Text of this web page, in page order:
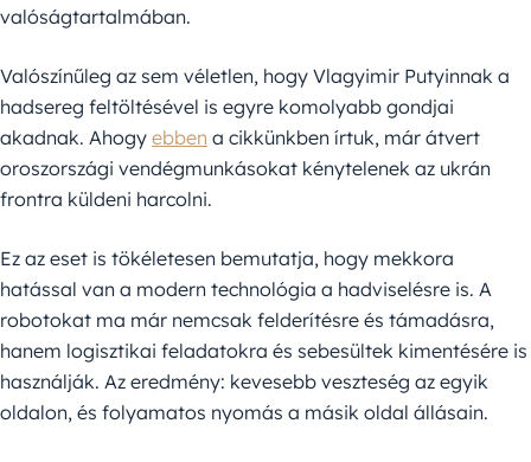
valóságtartalmában.
Valószínűleg az sem véletlen, hogy Vlagyimir Putyinnak a
hadsereg feltöltésével is egyre komolyabb gondjai
akadnak. Ahogy ebben a cikkünkben írtuk, már átvert
oroszországi vendégmunkásokat kénytelenek az ukrán
frontra küldeni harcolni.
Ez az eset is tökéletesen bemutatja, hogy mekkora
hatással van a modern technológia a hadviselésre is. A
robotokat ma már nemcsak felderítésre és támadásra,
hanem logisztikai feladatokra és sebesültek kimentésére is
használják. Az eredmény: kevesebb veszteség az egyik
oldalon, és folyamatos nyomás a másik oldal állásain.